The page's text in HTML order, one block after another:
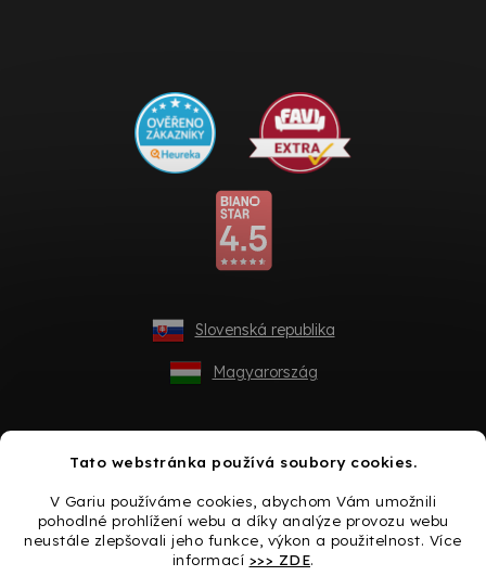
Tato webstránka používá soubory cookies.
V Gariu používáme cookies, abychom Vám umožnili
pohodlné prohlížení webu a díky analýze provozu webu
neustále zlepšovali jeho funkce, výkon a použitelnost. Více
informací >>> ZDE.
Slovenská republika
Magyarország